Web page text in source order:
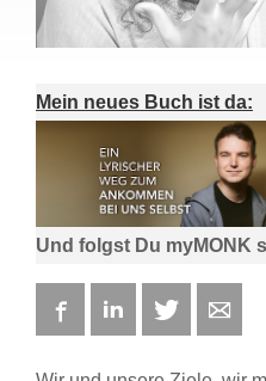
Mein neues Buch ist da:
Und folgst Du myMONK
FacebookLinkedIn Twitter